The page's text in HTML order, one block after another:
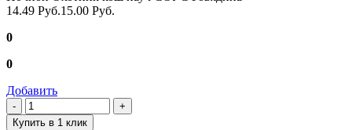
14.49 Руб.15.00 Руб.
0
0
Добавить
Купить в 1 клик